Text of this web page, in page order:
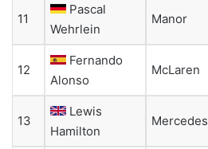
11
Pascal
Wehrlein
Manor
12
Fernando
Alonso
McLaren
13
Lewis
Hamilton
Mercedes